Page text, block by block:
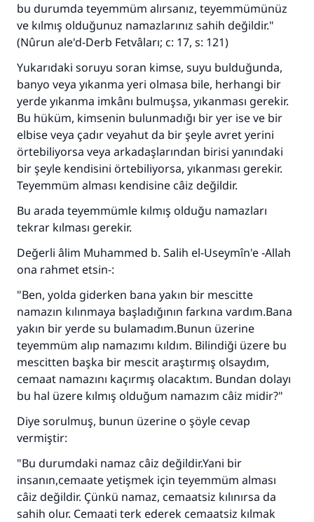
bu durumda teyemmüm alırsanız, teyemmümünüz
ve kılmış olduğunuz namazlarınız sahih değildir."
(Nûrun ale'd-Derb Fetvâları; c: 17, s: 121)
Yukarıdaki soruyu soran kimse, suyu bulduğunda,
banyo veya yıkanma yeri olmasa bile, herhangi bir
yerde yıkanma imkânı bulmuşsa, yıkanması gerekir.
Bu hüküm, kimsenin bulunmadığı bir yer ise ve bir
elbise veya çadır veyahut da bir şeyle avret yerini
örtebiliyorsa veya arkadaşlarından birisi yanındaki
bir şeyle kendisini örtebiliyorsa, yıkanması gerekir.
Teyemmüm alması kendisine câiz değildir.
Bu arada teyemmümle kılmış olduğu namazları
tekrar kılması gerekir.
Değerli âlim Muhammed b. Salih el-Useymîn'e -Allah
ona rahmet etsin-:
"Ben, yolda giderken bana yakın bir mescitte
namazın kılınmaya başladığının farkına vardım.Bana
yakın bir yerde su bulamadım.Bunun üzerine
teyemmüm alıp namazımı kıldım. Bilindiği üzere bu
mescitten başka bir mescit araştırmış olsaydım,
cemaat namazını kaçırmış olacaktım. Bundan dolayı
bu hal üzere kılmış olduğum namazım câiz midir?"
Diye sorulmuş, bunun üzerine o şöyle cevap
vermiştir:
"Bu durumdaki namaz câiz değildir.Yani bir
insanın,cemaate yetişmek için teyemmüm alması
câiz değildir. Çünkü namaz, cemaatsiz kılınırsa da
sahih olur. Cemaati terk ederek cemaatsiz kılmak